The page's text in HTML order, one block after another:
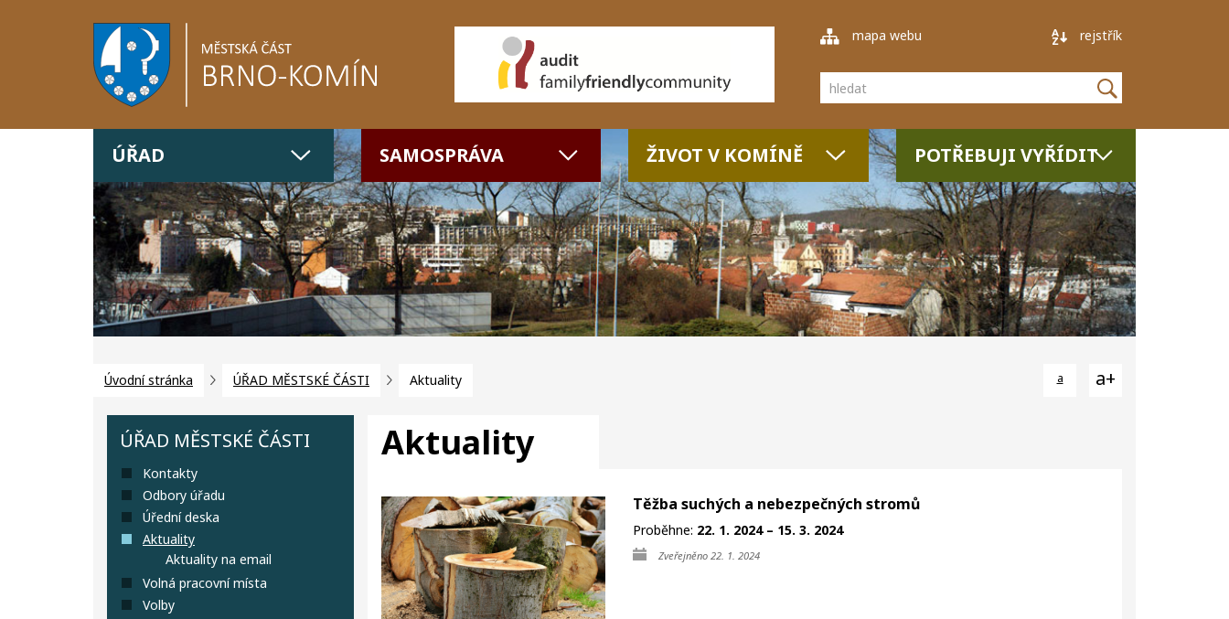
mapa webu rejstřík
Vyhledávání
ÚŘAD SAMOSPRÁVA ŽIVOT V KOMÍNĚ POTŘEBUJI VYŘÍDIT
Úvodní stránka ÚŘAD MĚSTSKÉ ČÁSTI Aktuality a a+
Aktuality
Těžba suchých a nebezpečných stromů
Proběhne: 22. 1. 2024 – 15. 3. 2024
Zveřejněno 22. 1. 2024
ÚŘAD MĚSTSKÉ ČÁSTI
Kontakty
Odbory úřadu
Úřední deska
Aktuality
Aktuality na email
Volná pracovní místa
Volby